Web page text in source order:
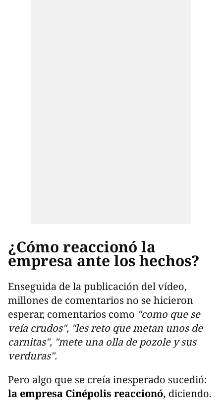
¿Cómo reaccionó la
empresa ante los hechos?
Enseguida de la publicación del vídeo,
millones de comentarios no se hicieron
esperar, comentarios como "como que se
veía crudos", "les reto que metan unos de
carnitas", "mete una olla de pozole y sus
verduras".
Pero algo que se creía inesperado sucedió:
la empresa Cinépolis reaccionó, diciendo.